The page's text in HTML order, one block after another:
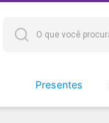
Presentes